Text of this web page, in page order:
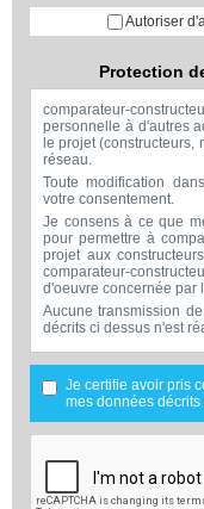
Autoriser
Protection
comparateur-
personnelle à d'autres
le projet (constructeurs,
réseau.
Toute modification
votre consentement.
Je consens à ce que
pour permettre à
projet aux
comparateur-
d'oeuvre concernée par
Aucune transmission
décrits ci dessus n'est
Mes données
comparateur-
par votre projet dans le
projet.
Les données sont
courant à partir des
constructeur.com et
membre de la
serait en relation avec
Je certifie avoir pris
mes données décrits